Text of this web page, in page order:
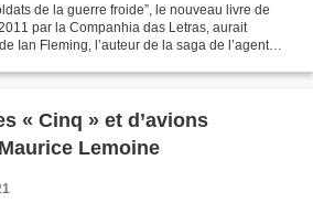
de la guerre froide”, le nouveau livre de
par la Companhia das Letras, aurait
Ian Fleming, l’auteur de la saga de l’agent
« Cinq » et d’avions
Lemoine